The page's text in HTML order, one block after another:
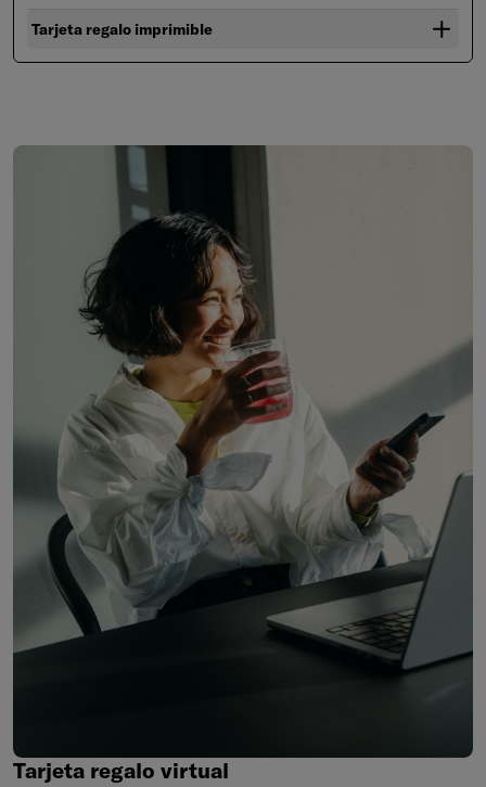
Tarjeta regalo imprimible
Tarjeta regalo virtual